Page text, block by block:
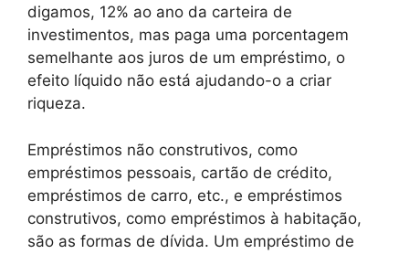
digamos, 12% ao ano da carteira de
investimentos, mas paga uma porcentagem
semelhante aos juros de um empréstimo, o
efeito líquido não está ajudando-o a criar
riqueza.
Empréstimos não construtivos, como
empréstimos pessoais, cartão de crédito,
empréstimos de carro, etc., e empréstimos
construtivos, como empréstimos à habitação,
são as formas de dívida. Um empréstimo de